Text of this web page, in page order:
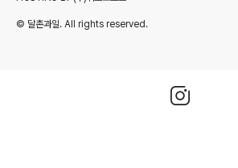
© 달촌과일. All rights reserved.